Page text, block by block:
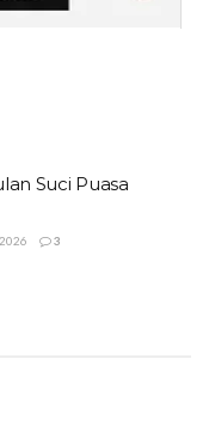
Suci Puasa
3